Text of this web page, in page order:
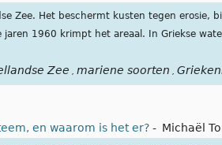
Zee. Het beschermt kusten tegen erosie,
jaren 1960 krimpt het areaal. In Griekse
Zee mariene soorten
en waarom is het er? - Michaël